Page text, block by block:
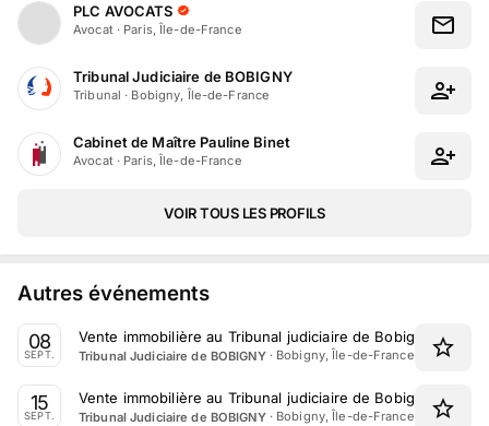
PLC AVOCATS
Avocat· Paris, Île-de-France
Tribunal Judiciaire de BOBIGNY
Tribunal · Bobigny, Île-de-France
Cabinet de Maître Pauline Binet
Avocat· Paris, Île-de-France
VOIR TOUS LES PROFILS
Autres événements
08
SEPT.
Vente immobilière au Tribunal judiciaire de Bobigny le 8
Tribunal Judiciaire de BOBIGNY· Bobigny, Île-de-France
15
SEPT.
Vente immobilière au Tribunal judiciaire de Bobigny le 15
Tribunal Judiciaire de BOBIGNY· Bobigny, Île-de-France